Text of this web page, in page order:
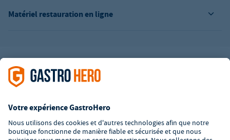
Matériel restauration en ligne
L’offre de la société GastroHero est exclusivement destinée aux
entreprises. Tous les prix sont des prix unitaires nets majorés de
Certaines méthodes de paiement peuvent entraîner des frais
supplémentaires.
² PVC : Prix de Vente Conseillé par le fabricant